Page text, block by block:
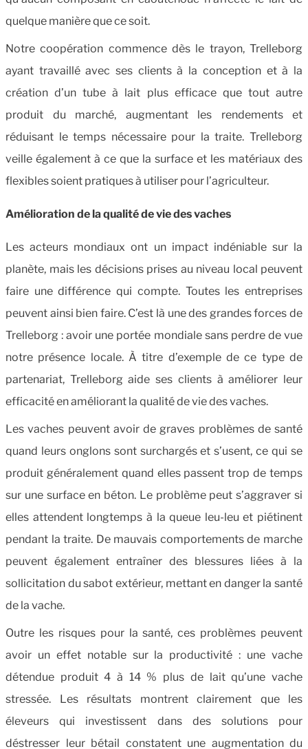
quelque manière que ce soit.
Notre coopération commence dès le trayon, Trelleborg
ayant travaillé avec ses clients à la conception et à la
création d’un tube à lait plus efficace que tout autre
produit du marché, augmentant les rendements et
réduisant le temps nécessaire pour la traite. Trelleborg
veille également à ce que la surface et les matériaux des
flexibles soient pratiques à utiliser pour l’agriculteur.
Amélioration de la qualité de vie des vaches
Les acteurs mondiaux ont un impact indéniable sur la
planète, mais les décisions prises au niveau local peuvent
faire une différence qui compte. Toutes les entreprises
peuvent ainsi bien faire. C’est là une des grandes forces de
Trelleborg : avoir une portée mondiale sans perdre de vue
notre présence locale. À titre d’exemple de ce type de
partenariat, Trelleborg aide ses clients à améliorer leur
efficacité en améliorant la qualité de vie des vaches.
Les vaches peuvent avoir de graves problèmes de santé
quand leurs onglons sont surchargés et s’usent, ce qui se
produit généralement quand elles passent trop de temps
sur une surface en béton. Le problème peut s’aggraver si
elles attendent longtemps à la queue leu-leu et piétinent
pendant la traite. De mauvais comportements de marche
peuvent également entraîner des blessures liées à la
sollicitation du sabot extérieur, mettant en danger la santé
de la vache.
Outre les risques pour la santé, ces problèmes peuvent
avoir un effet notable sur la productivité : une vache
détendue produit 4 à 14 % plus de lait qu’une vache
stressée. Les résultats montrent clairement que les
éleveurs qui investissent dans des solutions pour
déstresser leur bétail constatent une augmentation du